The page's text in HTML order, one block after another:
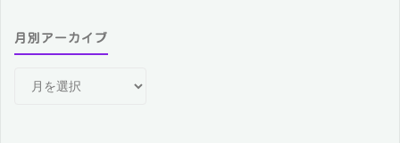
月別アーカイブ